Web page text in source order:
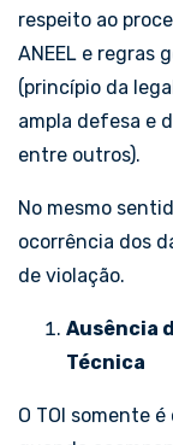
respeito ao
ANEEL e regras
(princípio da
ampla defesa e
entre outros).
No mesmo
ocorrência dos
de violação.
Ausência
Técnica
O TOI somente